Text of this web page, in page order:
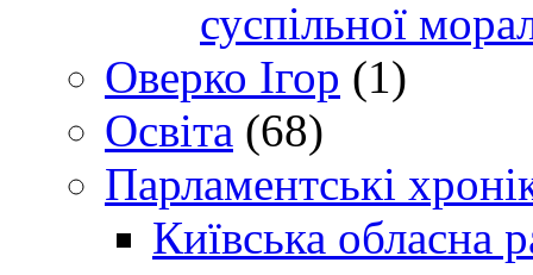
суспільної
Оверко Ігор (1)
Освіта (68)
Парламентські
Київська обласна